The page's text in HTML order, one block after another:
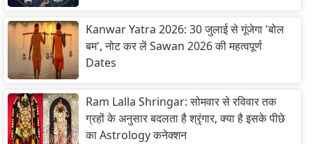
Kanwar Yatra 2026: 30 जुलाई से गूंजेगा 'बोल
बम', नोट कर लें Sawan 2026 की महत्वपूर्ण
Dates
Ram Lalla Shringar: सोमवार से रविवार तक
ग्रहों के अनुसार बदलता है श्रृंगार, क्या है इसके पीछे
का Astrology कनेक्शन